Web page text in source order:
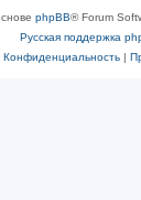
phpBB® Forum
Русская поддержка
Конфиденциальность|